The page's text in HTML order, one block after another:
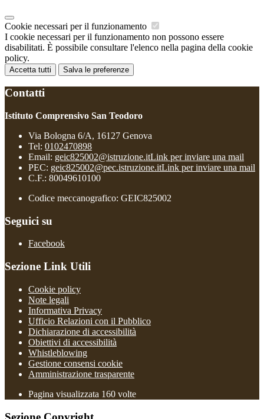
Cookie necessari per il funzionamento
I cookie necessari per il funzionamento non possono essere
disabilitati. È possibile consultare l'elenco nella pagina della cookie
policy.
Accetta tutti Salva le preferenze
Contatti
Istituto Comprensivo San Teodoro
Via Bologna 6/A, 16127 Genova
Tel: 0102470898
Email: geic825002@istruzione.itLink per inviare una mail
PEC: geic825002@pec.istruzione.itLink per inviare una mail
C.F.: 80049610100
Codice meccanografico: GEIC825002
Seguici su
Facebook
Sezione Link Utili
Cookie policy
Note legali
Informativa Privacy
Ufficio Relazioni con il Pubblico
Dichiarazione di accessibilità
Obiettivi di accessibilità
Whistleblowing
Gestione consensi cookie
Amministrazione trasparente
Pagina visualizzata 160 volte